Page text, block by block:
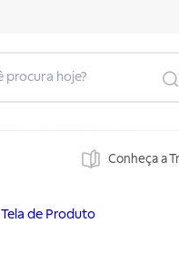
Conheça a
Tela de Produto